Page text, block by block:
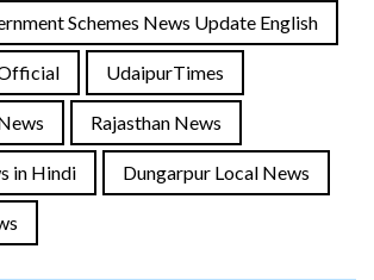
Schemes News Update English
UdaipurTimes
Rajasthan News
in Hindi Dungarpur Local News